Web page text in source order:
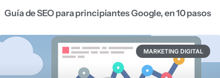
Guía de SEO para principiantes Google, en 10 pasos
MARKETING DIGITAL